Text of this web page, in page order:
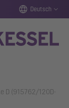
Deutsch
D (915762/120D-